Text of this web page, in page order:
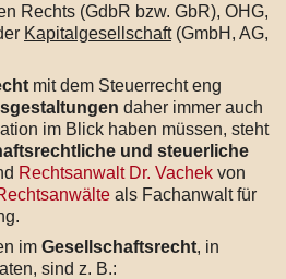
Rechts (GdbR bzw. GbR), OHG,
Kapitalgesellschaft(GmbH, AG,
mit dem Steuerrecht eng
daher immer auch
im Blick haben müssen, steht
und steuerliche
Rechtsanwalt Dr. Vachek von
als Fachanwalt für
im Gesellschaftsrecht, in
sind z. B.: